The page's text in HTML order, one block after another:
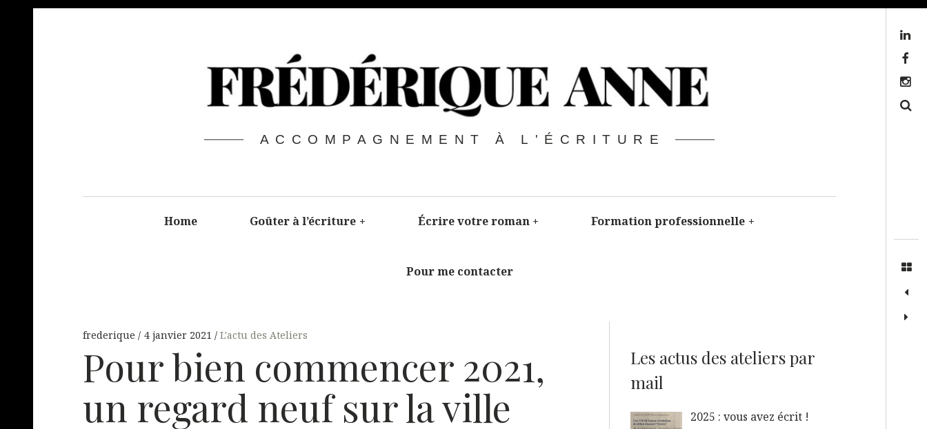
ACCOMPAGNEMENT À L'ÉCRITURE
Home Goûter à l’écriture + Écrire votre roman + Formation professionnelle +
Pour me contacter
frederique 4 janvier 2021 L'actu des Ateliers
Pour bien commencer 2021,
un regard neuf sur la ville
Les actus des ateliers par
mail
2025 : vous avez écrit !